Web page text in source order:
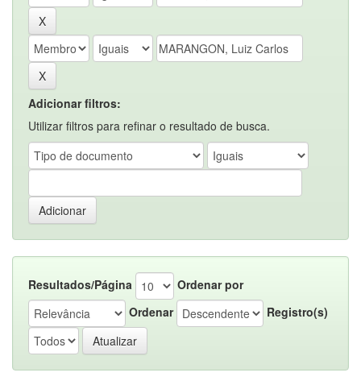
Adicionar filtros:
Utilizar filtros para refinar o resultado de busca.
Resultados/Página
Ordenar por
Ordenar
Registro(s)